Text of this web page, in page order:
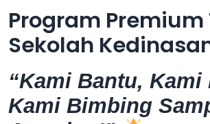
Program Premium
Sekolah
“Kami Bantu, Kami
Kami Bimbing